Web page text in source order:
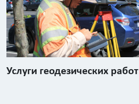
Услуги геодезических работ